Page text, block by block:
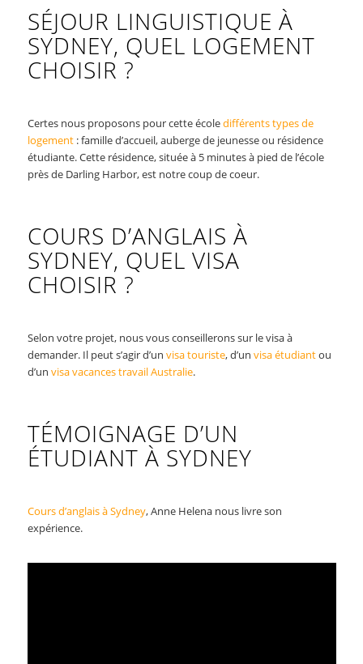
SÉJOUR LINGUISTIQUE À
SYDNEY, QUEL LOGEMENT
CHOISIR ?
Certes nous proposons pour cette écoledifférents types de
logement: famille d’accueil, auberge de jeunesse ou résidence
étudiante. Cette résidence, située à 5 minutes à pied de l’école
près de Darling Harbor, est notre coup de coeur.
COURS D’ANGLAIS À
SYDNEY, QUEL VISA
CHOISIR ?
Selon votre projet, nous vous conseillerons sur le visa à
demander. Il peut s’agir d’un visa touriste, d’un visa étudiantou
d’un visa vacances travail Australie.
TÉMOIGNAGE D’UN
ÉTUDIANT À SYDNEY
Cours d’anglais à Sydney, Anne Helena nous livre son
expérience.